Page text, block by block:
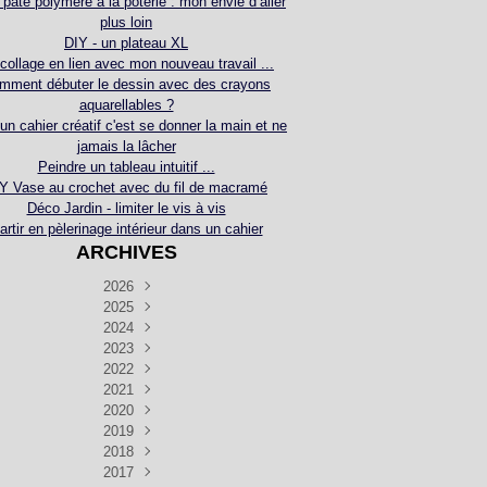
plus loin
DIY - un plateau XL
en lien avec mon nouveau travail ...
débuter le dessin avec des crayons
aquarellables ?
cahier créatif c'est se donner la main et ne
jamais la lâcher
Peindre un tableau intuitif ...
Vase au crochet avec du fil de macramé
Déco Jardin - limiter le vis à vis
en pèlerinage intérieur dans un cahier
ARCHIVES
2026
Juillet(5)
Juin
(4)
Mai
(3)
Avril
(3)
Mars
(3)
Janvier(1)
2025
Décembre
Novembre
Octobre
Septembre
Août
(1)
Juillet(2)
Juin
(1)
Mai
(1)
2024
Décembre
Novembre
Octobre
Septembre
Août
(2)
Juillet(4)
Juin
(4)
2023
Décembre
Novembre
Octobre
Septembre
Août
(2)
Juillet(1)
2022
Décembre
Novembre
Octobre
Septembre
Août
(4)
2021
Décembre
Novembre
Septembre
Août
(2)
2020
Décembre
Novembre
Octobre
2019
Décembre
Novembre
2018
Décembre
2017